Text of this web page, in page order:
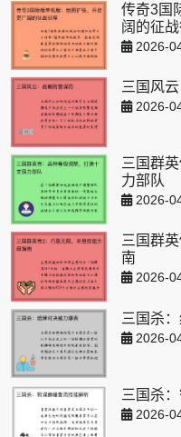
传奇3国
阔的征
2026-
三国风
2026-
三国群
力部队
2026-
三国群
南
2026-
三国杀
2026-
三国杀
2026-